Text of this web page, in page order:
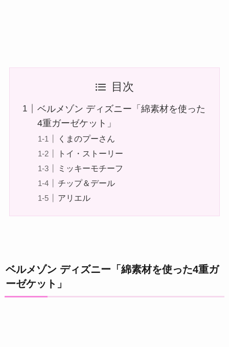
目次
ベルメゾン ディズニー「綿素材を使った
4重ガーゼケット」
くまのプーさん
トイ・ストーリー
ミッキーモチーフ
チップ＆デール
アリエル
ベルメゾン ディズニー「綿素材を使った4重ガ
ーゼケット」